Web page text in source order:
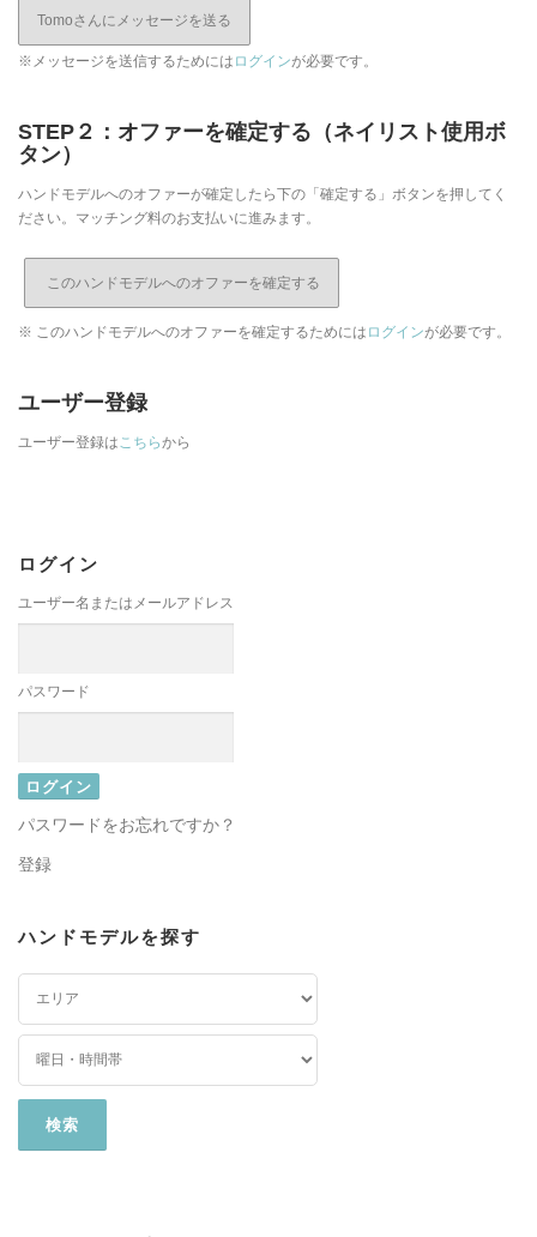
Tomoさんにメッセージを送る
※メッセージを送信するためには ログインが必要です。
STEP２：オファーを確定する（ネイリスト使用ボ
タン）
ハンドモデルへのオファーが確定したら下の「確定する」ボタンを押してく
ださい。マッチング料のお支払いに進みます。
※ このハンドモデルへのオファーを確定するためには ログインが必要です。
ユーザー登録
ユーザー登録はこちらから
ログイン
ユーザー名またはメールアドレス
パスワード
パスワードをお忘れですか？
登録
ハンドモデルを探す